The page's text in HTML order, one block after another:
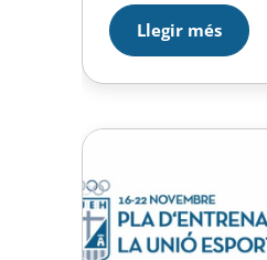
concedir a la
CATALANA DE
mes de març, la
AL MÈRIT
l’Ajuntament de
Llegir més